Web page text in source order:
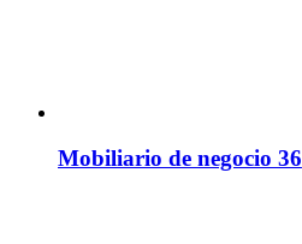
Mobiliario de negocio 36